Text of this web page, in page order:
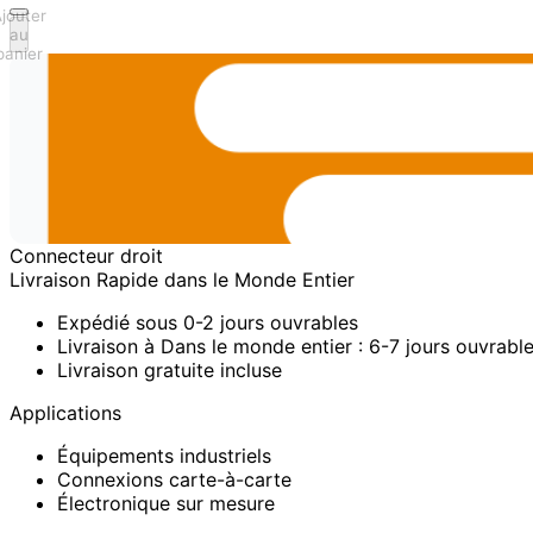
au
Connecteur droit
Livraison Rapide dans le Monde Entier
Expédié sous 0-2 jours ouvrables
Livraison à Dans le monde entier : 6-7 jours
Livraison gratuite incluse
Applications
Équipements industriels
Connexions carte-à-carte
Électronique sur mesure